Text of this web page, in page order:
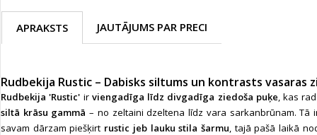
APRAKSTS JAUTĀJUMS PAR PRECI
Rudbekija Rustic – Dabisks siltums un kontrasts vasaras
Rudbekija 'Rustic' ir viengadīga līdz divgadīga ziedoša puķe, kas
siltā krāsu gammā – no zeltaini dzeltena līdz vara sarkanbrūnam. Tā
savam dārzam piešķirt rustic jeb lauku stila šarmu, tajā pašā laikā